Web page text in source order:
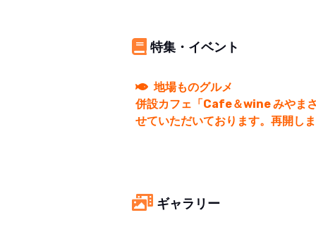
特集・イベント
地場ものグルメ
併設カフェ「Cafe＆wine みやま
せていただいております。再開し
ギャラリー